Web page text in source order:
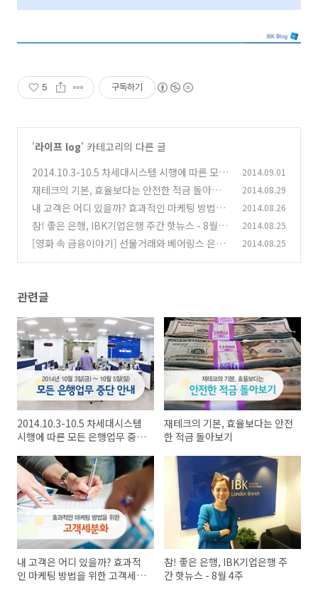
5 구독하기
'라이프 log' 카테고리의 다른 글
2014.10.3-10.5 차세대시스템 시행에 따른 모든
은행업무 중단 안내 (2)
2014.09.01
재테크의 기본, 효율보다는 안전한 적금 돌아보
기
(0)
2014.08.29
내 고객은 어디 있을까? 효과적인 마케팅 방법을
위한 고객세분화! (0)
2014.08.26
참! 좋은 은행, IBK기업은행 주간 핫뉴스 - 8월 4
주 (0)
2014.08.25
[영화 속 금융이야기] 선물거래와 베어링스 은행
2014.08.25
관련글
2014.10.3-10.5 차세대시스템
시행에 따른 모든 은행업무 중단
재테크의 기본, 효율보다는 안전
한 적금 돌아보기
내 고객은 어디 있을까? 효과적
인 마케팅 방법을 위한 고객세분
참! 좋은 은행, IBK기업은행 주
간 핫뉴스 - 8월 4주